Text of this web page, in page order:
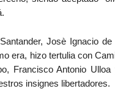
Josè Ignacio de
era, hizo tertulia con
Francisco Antonio Ulloa
insignes libertadores.